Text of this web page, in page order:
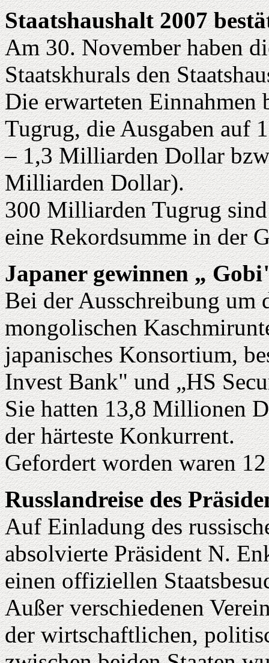
Staatshaushalt 2007
Am 30. November haben
Staatskhurals den
Die erwarteten
Tugrug, die Ausgaben auf
– 1,3 Milliarden Dollar
Milliarden Dollar).
300 Milliarden Tugrug
eine Rekordsumme in der
Japaner gewinnen „
Bei der Ausschreibung um
mongolischen
japanisches Konsortium,
Invest Bank" und „HS
Sie hatten 13,8 Millionen
der härteste Konkurrent.
Gefordert worden waren
Russlandreise des
Auf Einladung des
absolvierte Präsident N.
einen offiziellen
Außer verschiedenen
der wirtschaftlichen,